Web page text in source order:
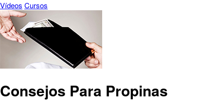
Vídeos Cursos
Consejos Para Propinas